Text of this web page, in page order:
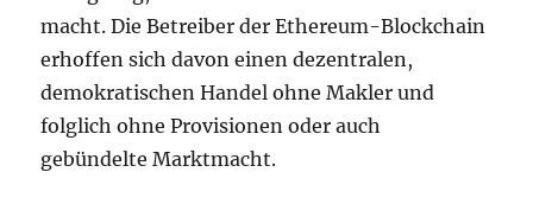
macht. Die Betreiber der Ethereum-Blockchain
erhoffen sich davon einen dezentralen,
demokratischen Handel ohne Makler und
folglich ohne Provisionen oder auch
gebündelte Marktmacht.